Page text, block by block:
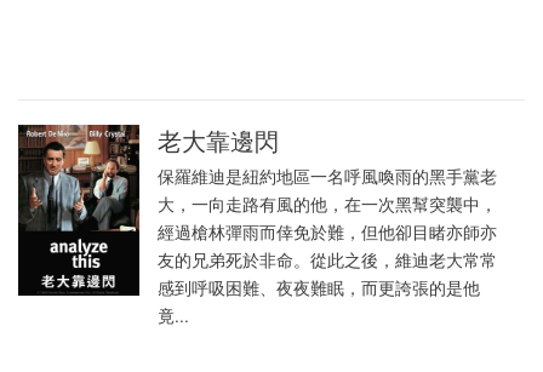
老大靠邊閃
保羅維迪是紐約地區一名呼風喚雨的黑手黨老
大，一向走路有風的他，在一次黑幫突襲中，
經過槍林彈雨而倖免於難，但他卻目睹亦師亦
友的兄弟死於非命。從此之後，維迪老大常常
感到呼吸困難、夜夜難眠，而更誇張的是他
竟...